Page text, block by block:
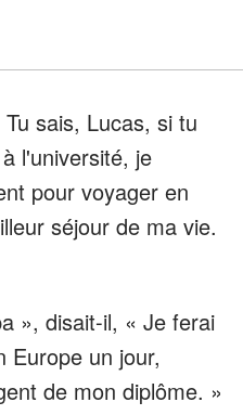
sais, Lucas, si tu
l'université, je
pour voyager en
séjour de ma vie.
», disait-il, « Je ferai
Europe un jour,
de mon diplôme. »